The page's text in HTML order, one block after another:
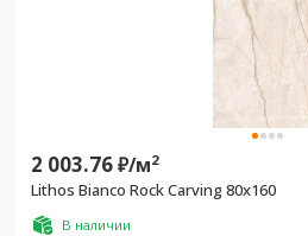
2 003.76₽/м2
Lithos Bianco Rock Carving 80x160
В наличии